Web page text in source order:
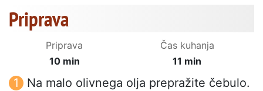
Priprava
Priprava
10 min
Čas kuhanja
11 min
Na malo olivnega olja prepražite čebulo.